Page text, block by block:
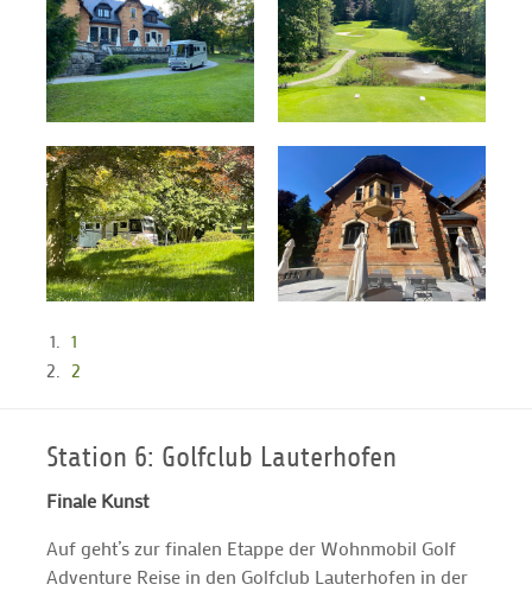
1
2
Station 6: Golfclub Lauterhofen
Finale Kunst
Auf geht’s zur finalen Etappe der Wohnmobil Golf
Adventure Reise in den Golfclub Lauterhofen in der